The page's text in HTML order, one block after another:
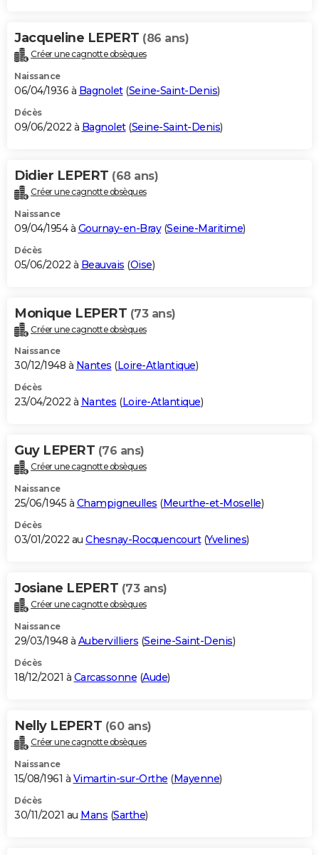
Jacqueline LEPERT (86 ans)
Créer une cagnotte obsèques
Naissance
06/04/1936 à Bagnolet(Seine-Saint-Denis)
Décès
09/06/2022 à Bagnolet(Seine-Saint-Denis)
Didier LEPERT (68 ans)
Créer une cagnotte obsèques
Naissance
09/04/1954 à Gournay-en-Bray(Seine-Maritime)
Décès
05/06/2022 à Beauvais (Oise)
Monique LEPERT (73 ans)
Créer une cagnotte obsèques
Naissance
30/12/1948 à Nantes (Loire-Atlantique)
Décès
23/04/2022 à Nantes (Loire-Atlantique)
Guy LEPERT (76 ans)
Créer une cagnotte obsèques
Naissance
25/06/1945 à Champigneulles (Meurthe-et-Moselle)
Décès
03/01/2022 au Chesnay-Rocquencourt(Yvelines)
Josiane LEPERT (73 ans)
Créer une cagnotte obsèques
Naissance
29/03/1948 à Aubervilliers (Seine-Saint-Denis)
Décès
18/12/2021 à Carcassonne (Aude)
Nelly LEPERT (60 ans)
Créer une cagnotte obsèques
Naissance
15/08/1961 à Vimartin-sur-Orthe (Mayenne)
Décès
30/11/2021 au Mans (Sarthe)